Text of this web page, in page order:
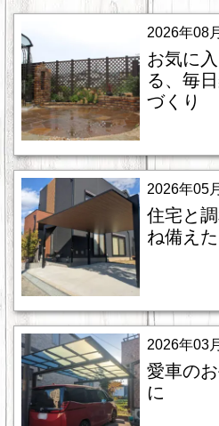
2026年08
お気に
る、毎
づくり
2026年05
住宅と
ね備え
2026年03
愛車の
に